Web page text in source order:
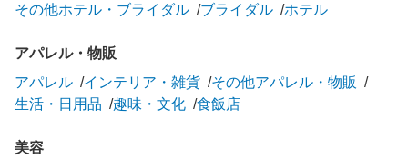
その他ホテル・ブライダル
ブライダル ホテル
アパレル・物販
アパレル
インテリア・雑貨
その他アパレル・物販
生活・日用品
趣味・文化 食飯店
美容